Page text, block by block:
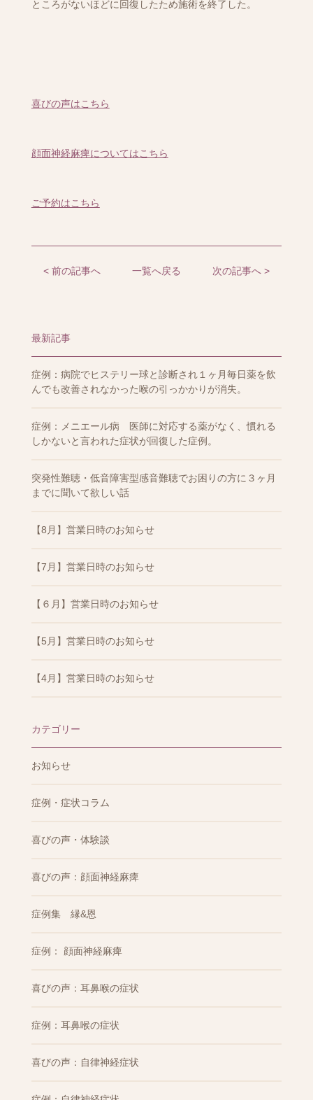
ところがないほどに回復したため施術を終了した。
喜びの声はこちら
顔面神経麻痺についてはこちら
ご予約はこちら
< 前の記事へ 一覧へ戻る 次の記事へ >
最新記事
症例：病院でヒステリー球と診断され１ヶ月毎日薬を飲
んでも改善されなかった喉の引っかかりが消失。
症例：メニエール病 医師に対応する薬がなく、慣れる
しかないと言われた症状が回復した症例。
突発性難聴・低音障害型感音難聴でお困りの方に３ヶ月
までに聞いて欲しい話
【8月】営業日時のお知らせ
【7月】営業日時のお知らせ
【６月】営業日時のお知らせ
【5月】営業日時のお知らせ
【4月】営業日時のお知らせ
カテゴリー
お知らせ
症例・症状コラム
喜びの声・体験談
喜びの声：顔面神経麻痺
症例集 縁&恩
症例： 顔面神経麻痺
喜びの声：耳鼻喉の症状
症例：耳鼻喉の症状
喜びの声：自律神経症状